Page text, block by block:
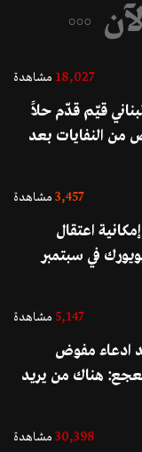
18,027 مشاهدة
قيّم قدّم حلاً
من النفايات بعد
لاستخدامه في
3,457 مشاهدة
اعتقال
في سبتمبر
5,147 مشاهدة
ادعاء مفوض
هناك من يريد
30,398 مشاهدة